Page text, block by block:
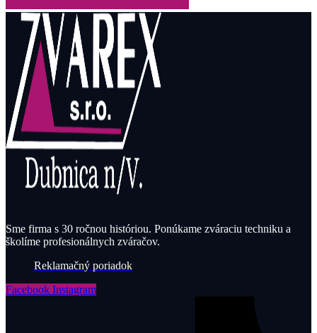
Sme firma s 30 ročnou históriou. Ponúkame zváraciu techniku a
školíme profesionálnych zváračov.
Reklamačný poriadok
Facebook Instagram